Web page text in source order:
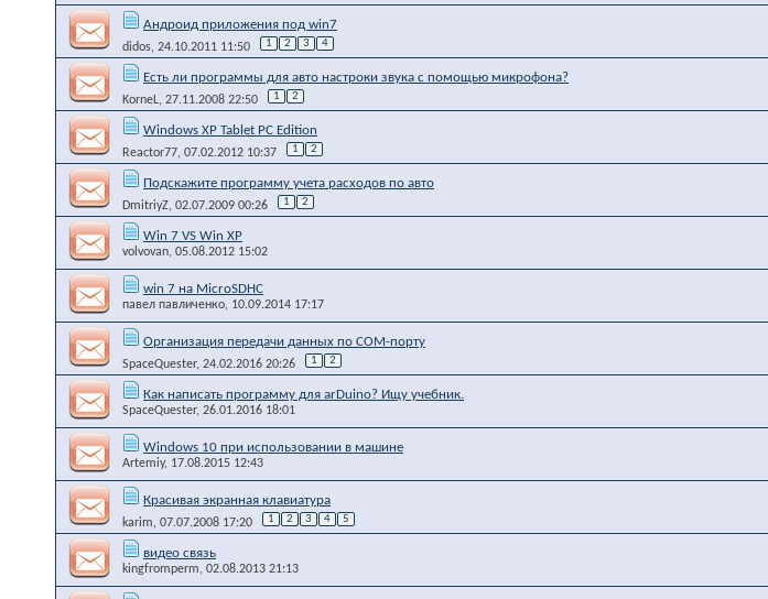
Андроид приложения под win7
didos, 24.10.2011 11:50 1 2 3 4
Есть ли программы для авто настроки звука с помощью микрофона?
KorneL, 27.11.2008 22:50 1 2
Windows XP Tablet PC Edition
Reactor77, 07.02.2012 10:37 1 2
Подскажите программу учета расходов по авто
DmitriyZ, 02.07.2009 00:26 1 2
Win 7 VS Win XP
volvovan, 05.08.2012 15:02
win 7 на MicroSDHC
павел павличенко, 10.09.2014 17:17
Организация передачи данных по COM-порту
SpaceQuester, 24.02.2016 20:26 1 2
Как написать программу для arDuino? Ищу учебник.
SpaceQuester, 26.01.2016 18:01
Windows 10 при использовании в машине
Artemiy, 17.08.2015 12:43
Красивая экранная клавиатура
karim, 07.07.2008 17:20 1 2 3 4 5
видео связь
kingfromperm, 02.08.2013 21:13